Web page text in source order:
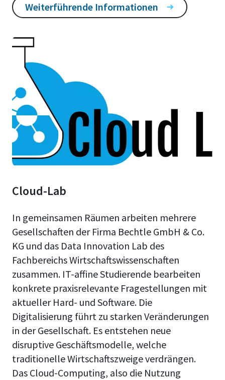
Weiterführende Informationen
Cloud-Lab
In gemeinsamen Räumen arbeiten mehrere
Gesellschaften der Firma Bechtle GmbH & Co.
KG und das Data Innovation Lab des
Fachbereichs Wirtschaftswissenschaften
zusammen. IT-affine Studierende bearbeiten
konkrete praxisrelevante Fragestellungen mit
aktueller Hard- und Software. Die
Digitalisierung führt zu starken Veränderungen
in der Gesellschaft. Es entstehen neue
disruptive Geschäftsmodelle, welche
traditionelle Wirtschaftszweige verdrängen.
Das Cloud-Computing, also die Nutzung